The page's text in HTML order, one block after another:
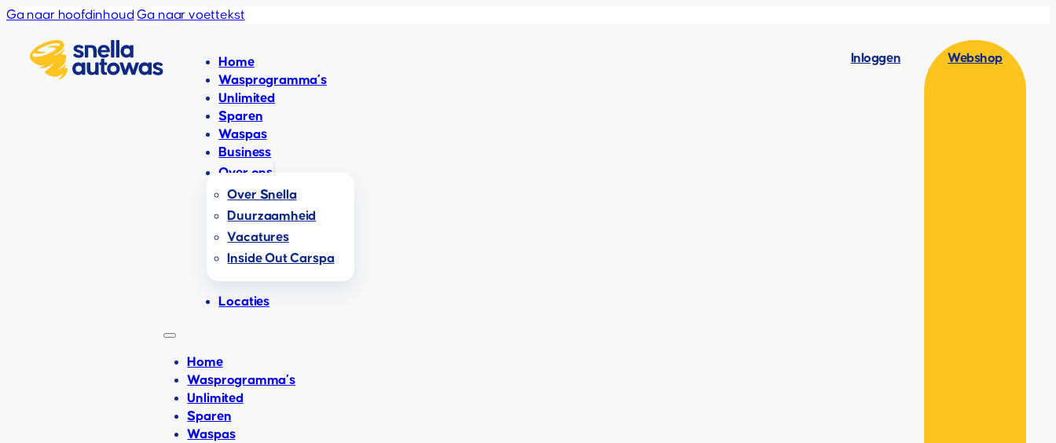
Ga naar hoofdinhoud Ga naar voettekst
Home
Wasprogramma’s
Unlimited
Sparen
Waspas
Business
Over ons
Over Snella
Duurzaamheid
Vacatures
Inside Out Carspa
Locaties
Home
Wasprogramma’s
Unlimited
Sparen
Waspas
Inloggen Webshop